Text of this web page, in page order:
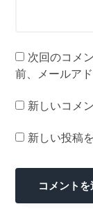
次回のコメ
前、メールア
新しいコメ
新しい投稿